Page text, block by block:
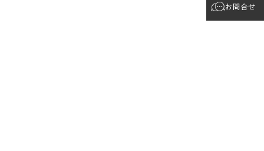
お問合せ